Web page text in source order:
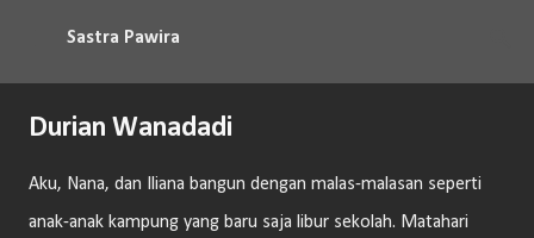
Langsung ke konten utama
Sastra Pawira
Durian Wanadadi
Aku, Nana, dan Iliana bangun dengan malas-malasan seperti
anak-anak kampung yang baru saja libur sekolah. Matahari